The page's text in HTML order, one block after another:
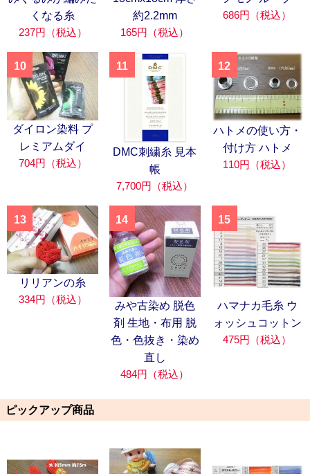
くなる糸
237円（税込）
約2.2mm
165円（税込）
686円（税込）
10
ダイロン染料 プ
レミアムダイ
704円（税込）
11
DMC刺繍糸 見本
帳
7,700円（税込）
12
ハトメの使い方・
付け方 ハトメ
110円（税込）
13
リリアンの糸
334円（税込）
14
みや古染め 脱色
剤 生地・布用 脱
色・色抜き・染め
直し
484円（税込）
15
ハマナカ毛糸 ウ
ォッシュコットン
475円（税込）
ピックアップ商品